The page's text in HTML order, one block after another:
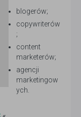
blogerów;
copywriterów
;
content
marketerów;
agencji
marketingow
ych.